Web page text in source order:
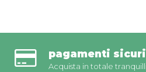
pagamenti
Acquista in totale